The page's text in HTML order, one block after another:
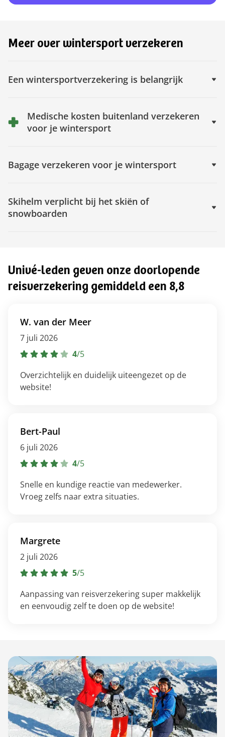
Meer over wintersport verzekeren
Een wintersportverzekering is belangrijk
Medische kosten buitenland verzekeren
voor je wintersport
Bagage verzekeren voor je wintersport
Skihelm verplicht bij het skiën of
snowboarden
Univé-leden geven onze doorlopende
reisverzekering gemiddeld een 8,8
W. van der Meer
7 juli 2026
4/5
Overzichtelijk en duidelijk uiteengezet op de
website!
Bert-Paul
6 juli 2026
4/5
Snelle en kundige reactie van medewerker.
Vroeg zelfs naar extra situaties.
Margrete
2 juli 2026
5/5
Aanpassing van reisverzekering super makkelijk
en eenvoudig zelf te doen op de website!